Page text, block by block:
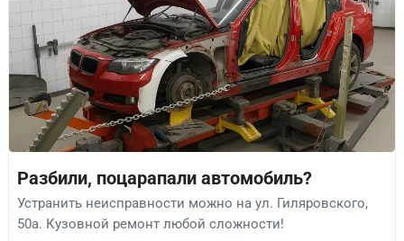
Разбили, поцарапали автомобиль?
Устранить неисправности можно на ул. Гиляровского,
50а. Кузовной ремонт любой сложности!